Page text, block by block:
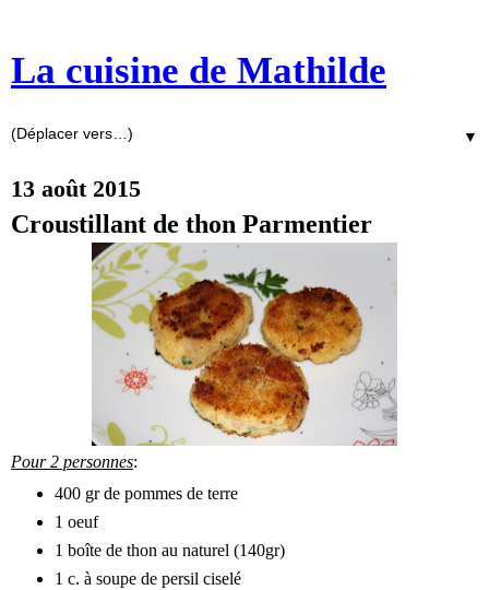
La cuisine de Mathilde
▼
13 août 2015
Croustillant de thon Parmentier
Pour 2 personnes:
400 gr de pommes de terre
1 oeuf
1 boîte de thon au naturel (140gr)
1 c. à soupe de persil ciselé